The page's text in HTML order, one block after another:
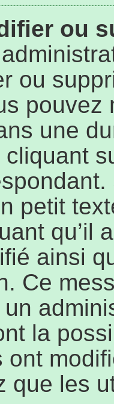
ou
ou
pouvez
une
cliquant
petit
qu’il
ainsi
Ce
la
ont
que les